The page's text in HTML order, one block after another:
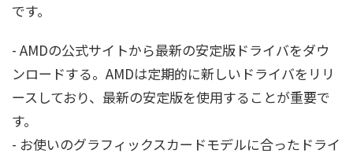
です。
- AMDの公式サイトから最新の安定版ドライバをダウ
ンロードする。AMDは定期的に新しいドライバをリリ
ースしており、最新の安定版を使用することが重要で
す。
- お使いのグラフィックスカードモデルに合ったドライ